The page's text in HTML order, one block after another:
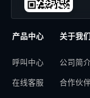
产品中心
呼叫中心
在线客服
关于我们
公司简介
合作伙伴